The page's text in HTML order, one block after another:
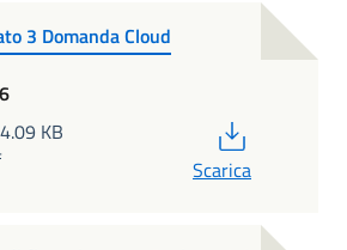
3 Domanda Cloud
KB
Scarica